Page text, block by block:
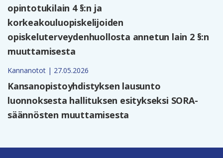
opintotukilain 4 §:n ja
korkeakouluopiskelijoiden
opiskeluterveydenhuollosta annetun lain 2 §:n
muuttamisesta
Kannanotot | 27.05.2026
Kansanopistoyhdistyksen lausunto
luonnoksesta hallituksen esitykseksi SORA-
säännösten muuttamisesta